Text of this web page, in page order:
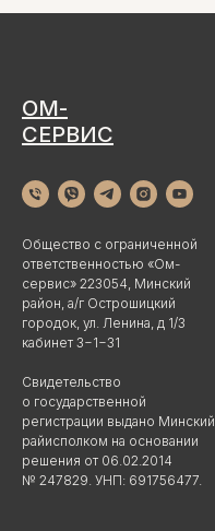
ОМ-
СЕРВИС
Общество с ограниченной
ответственностью «Ом-
сервис» 223054, Минский
район, а/г Острошицкий
городок, ул. Ленина, д 1/3
кабинет 3−1−31
Свидетельство
о государственной
регистрации выдано Минский
райисполком на основании
решения от 06.02.2014
№ 247829. УНП: 691756477.